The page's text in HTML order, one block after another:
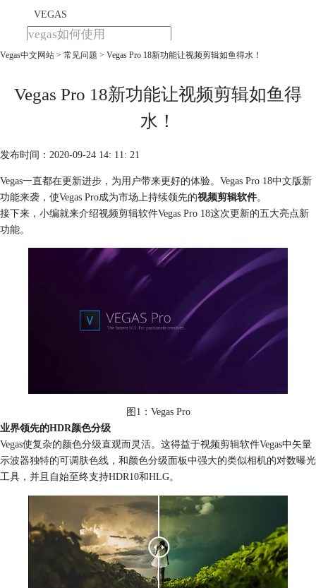
VEGAS
首页
下载
教程
Vegas中文网站 > 常见问题 > Vegas Pro 18新功能让视频剪辑如鱼得水！
Vegas Pro 18新功能让视频剪辑如鱼得
水！
发布时间：2020-09-24 14: 11: 21
Vegas一直都在更新进步，为用户带来更好的体验。Vegas Pro 18中文版新
功能来袭，使Vegas Pro成为市场上持续领先的视频剪辑软件。
接下来，小编就来介绍视频剪辑软件Vegas Pro 18这次更新的五大亮点新
功能。
图1：Vegas Pro
业界领先的HDR颜色分级
Vegas使复杂的颜色分级直观而灵活。这得益于视频剪辑软件Vegas中矢量
示波器独特的可调肤色线，和颜色分级面板中强大的类似相机的对数曝光
工具，并且自始至终支持HDR10和HLG。